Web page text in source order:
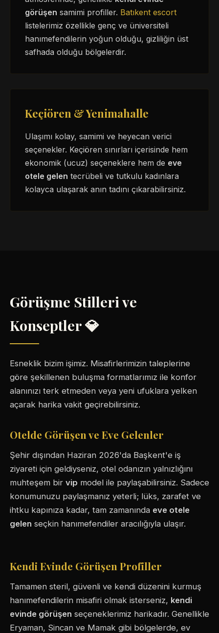
görüşen samimi profiller. Batıkent escort
listelerimiz özellikle genç ve üniversiteli
hanımefendilerin yoğun olduğu, gizliliğin üst
safhada olduğu bölgelerdir.
Keçiören & Yenimahalle
Ulaşımı kolay, samimi ve heyecan verici
seçenekler. Keçiören sınırları içerisinde hem
ekonomik (ucuz) seçeneklere hem de eve
otele gelen tecrübeli ve tutkulu kadınlara
kolayca ulaşarak anın tadını çıkarabilirsiniz.
Görüşme Stilleri ve
Konseptler 💎
Esneklik bizim işimiz. Misafirlerimizin taleplerine
göre şekillenen buluşma formatlarımız ile konfor
alanınızı terk etmeden veya yeni ufuklara yelken
açarak harika vakit geçirebilirsiniz.
Otelde Görüşen ve Eve Gelenler
Şehir dışından Haziran 2026'da Başkent'e iş
ziyareti için geldiyseniz, otel odanızın yalnızlığını
muhteşem bir vip model ile paylaşabilirsiniz. Sadece
konumunuzu paylaşmanız yeterli; lüks, zarafet ve
ihtku kapınıza kadar, tam zamanında eve otele
gelen seçkin hanımefendiler aracılığıyla ulaşır.
Kendi Evinde Görüşen Profiller
Tamamen steril, güvenli ve kendi düzenini kurmuş
hanımefendilerin misafiri olmak isterseniz, kendi
evinde görüşen seçeneklerimiz harikadır. Genellikle
Eryaman, Sincan ve Mamak gibi bölgelerde, ev